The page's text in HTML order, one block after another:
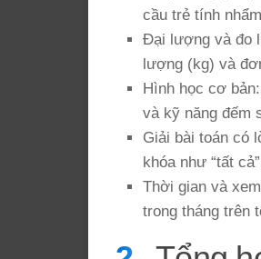
cầu trẻ tính
Đại lượng và đo
lượng (kg) và
Hình học cơ
và kỹ năng đếm
Giải bài toán có
khóa như “tất
Thời gian và
trong tháng trên